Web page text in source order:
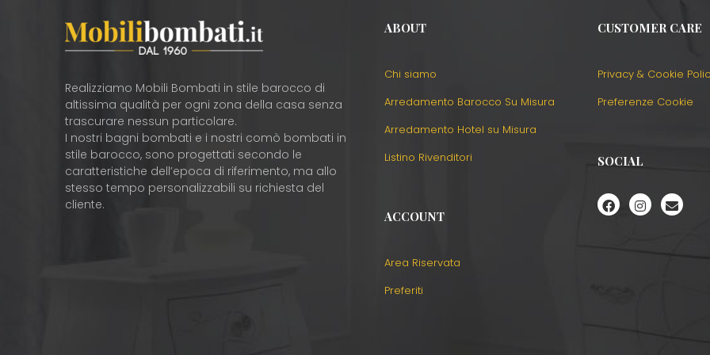
Realizziamo Mobili Bombati in stile barocco di
altissima qualità per ogni zona della casa senza
trascurare nessun particolare.
I nostri bagni bombati e i nostri comò bombati in
stile barocco, sono progettati secondo le
caratteristiche dell’epoca di riferimento, ma allo
stesso tempo personalizzabili su richiesta del
cliente.
ABOUT
Chi siamo
Arredamento Barocco Su Misura
Arredamento Hotel su Misura
Listino Rivenditori
ACCOUNT
Area Riservata
Preferiti
CUSTOMER CARE
Privacy & Cookie
Preferenze Cookie
SOCIAL